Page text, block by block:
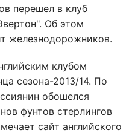
перешел в клуб
Об этом
железнодорожников.
клубом
сезона-2013/14. По
обошелся
фунтов стерлингов
сайт английского